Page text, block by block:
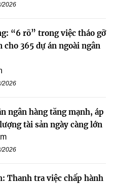
2026
“6 rõ” trong việc tháo gỡ
cho 365 dự án ngoài ngân
2026
ngân hàng tăng mạnh, áp
tài sản ngày càng lớn
2026
Thanh tra việc chấp hành